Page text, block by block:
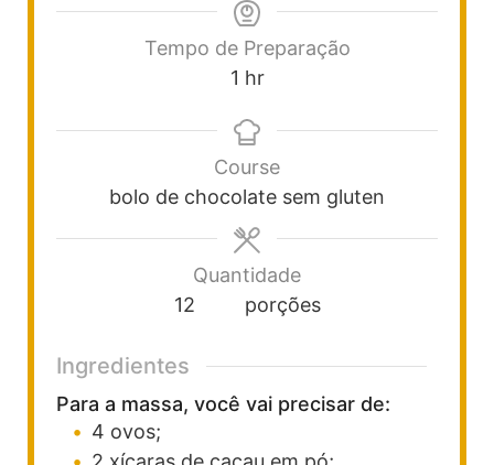
Tempo de Preparação
1 hr
Course
bolo de chocolate sem gluten
Quantidade
12
porções
Ingredientes
Para a massa, você vai precisar de:
4 ovos;